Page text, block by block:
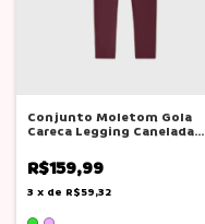
Conjunto Moletom Gola
Careca Legging Canelada
R$159,99
3 x de R$59,32